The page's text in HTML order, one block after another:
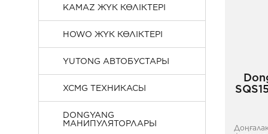
KAMAZ ЖҮК КӨЛІКТЕРІ
HOWO ЖҮК КӨЛІКТЕРІ
YUTONG АВТОБУСТАРЫ
XCMG ТЕХНИКАСЫ
DONGYANG
МАНИПУЛЯТОРЛАРЫ